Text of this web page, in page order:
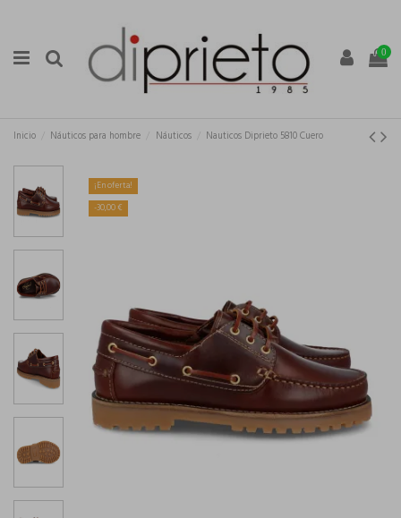
0
Inicio Náuticos para hombre Náuticos Nauticos Diprieto 5810 Cuero
¡En oferta!
-30,00 €